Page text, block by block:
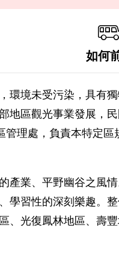
如何
環境未受污染，具有
地區觀光事業發展，
理處，負責本特定
產業、平野幽谷之風
學習性的深刻樂趣。
、光復鳳林地區、壽豐